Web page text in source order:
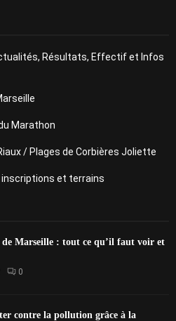
Résultats, Effectif et Infos
Marathon
/ Plages de Corbières Joliette
inscriptions et terrains
Marseille : tout ce qu’il faut voir et
0
contre la pollution grâce à la